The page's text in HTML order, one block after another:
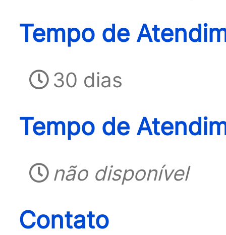
Tempo de
30 dias
Tempo de
não disponível
Contato